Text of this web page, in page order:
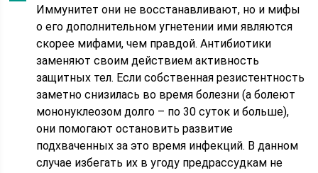
Иммунитет они не восстанавливают, но и мифы
о его дополнительном угнетении ими являются
скорее мифами, чем правдой. Антибиотики
заменяют своим действием активность
защитных тел. Если собственная резистентность
заметно снизилась во время болезни (а болеют
мононуклеозом долго – по 30 суток и больше),
они помогают остановить развитие
подхваченных за это время инфекций. В данном
случае избегать их в угоду предрассудкам не